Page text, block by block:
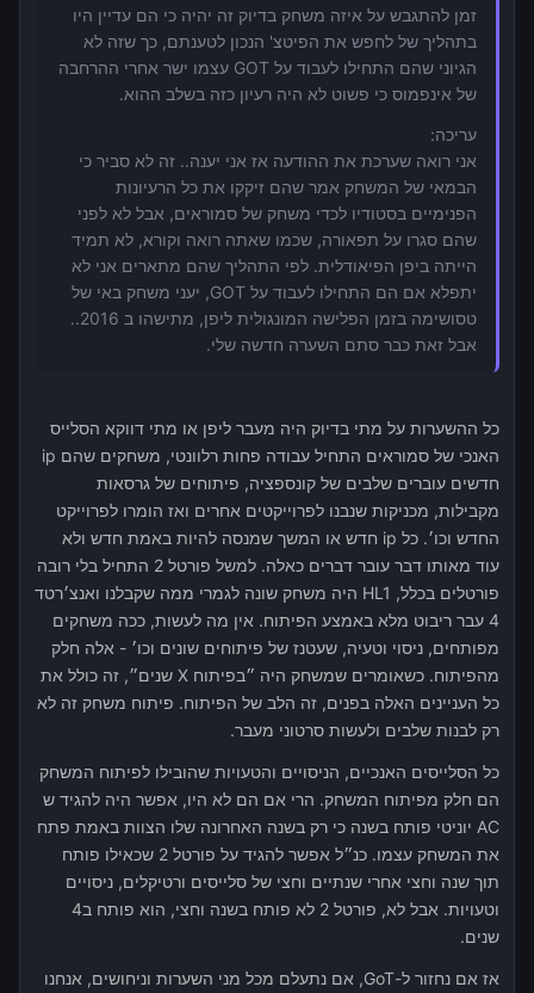
זמן להתגבש על איזה משחק בדיוק זה יהיה כי הם עדיין היו
בתהליך של לחפש את הפיטצ' הנכון לטענתם, כך שזה לא
הגיוני שהם התחילו לעבוד על GOT עצמו ישר אחרי ההרחבה
של אינפמוס כי פשוט לא היה רעיון כזה בשלב ההוא.
עריכה:
אני רואה שערכת את ההודעה אז אני יענה.. זה לא סביר כי
הבמאי של המשחק אמר שהם זיקקו את כל הרעיונות
הפנימיים בסטודיו לכדי משחק של סמוראים, אבל לא לפני
שהם סגרו על תפאורה, שכמו שאתה רואה וקורא, לא תמיד
הייתה ביפן הפיאודלית. לפי התהליך שהם מתארים אני לא
יתפלא אם הם התחילו לעבוד על GOT, יעני משחק באי של
טסושימה בזמן הפלישה המונגולית ליפן, מתישהו ב 2016..
אבל זאת כבר סתם השערה חדשה שלי.
כל ההשערות על מתי בדיוק היה מעבר ליפן או מתי דווקא הסלייס
האנכי של סמוראים התחיל עבודה פחות רלוונטי, משחקים שהם ip
חדשים עוברים שלבים של קונספציה, פיתוחים של גרסאות
מקבילות, מכניקות שנבנו לפרוייקטים אחרים ואז הומרו לפרוייקט
החדש וכו׳. כל ip חדש או המשך שמנסה להיות באמת חדש ולא
עוד מאותו דבר עובר דברים כאלה. למשל פורטל 2 התחיל בלי רובה
פורטלים בכלל, HL1 היה משחק שונה לגמרי ממה שקבלנו ואנצ׳רטד
4 עבר ריבוט מלא באמצע הפיתוח. אין מה לעשות, ככה משחקים
מפותחים, ניסוי וטעיה, שעטנז של פיתוחים שונים וכו׳ - אלה חלק
מהפיתוח. כשאומרים שמשחק היה ״בפיתוח X שנים״, זה כולל את
כל העניינים האלה בפנים, זה הלב של הפיתוח. פיתוח משחק זה לא
רק לבנות שלבים ולעשות סרטוני מעבר.
כל הסלייסים האנכיים, הניסויים והטעויות שהובילו לפיתוח המשחק
הם חלק מפיתוח המשחק. הרי אם הם לא היו, אפשר היה להגיד ש
AC יוניטי פותח בשנה כי רק בשנה האחרונה שלו הצוות באמת פתח
את המשחק עצמו. כנ״ל אפשר להגיד על פורטל 2 שכאילו פותח
תוך שנה וחצי אחרי שנתיים וחצי של סלייסים ורטיקלים, ניסויים
וטעויות. אבל לא, פורטל 2 לא פותח בשנה וחצי, הוא פותח ב4
שנים.
אז אם נחזור ל-GoT, אם נתעלם מכל מני השערות וניחושים, אנחנו